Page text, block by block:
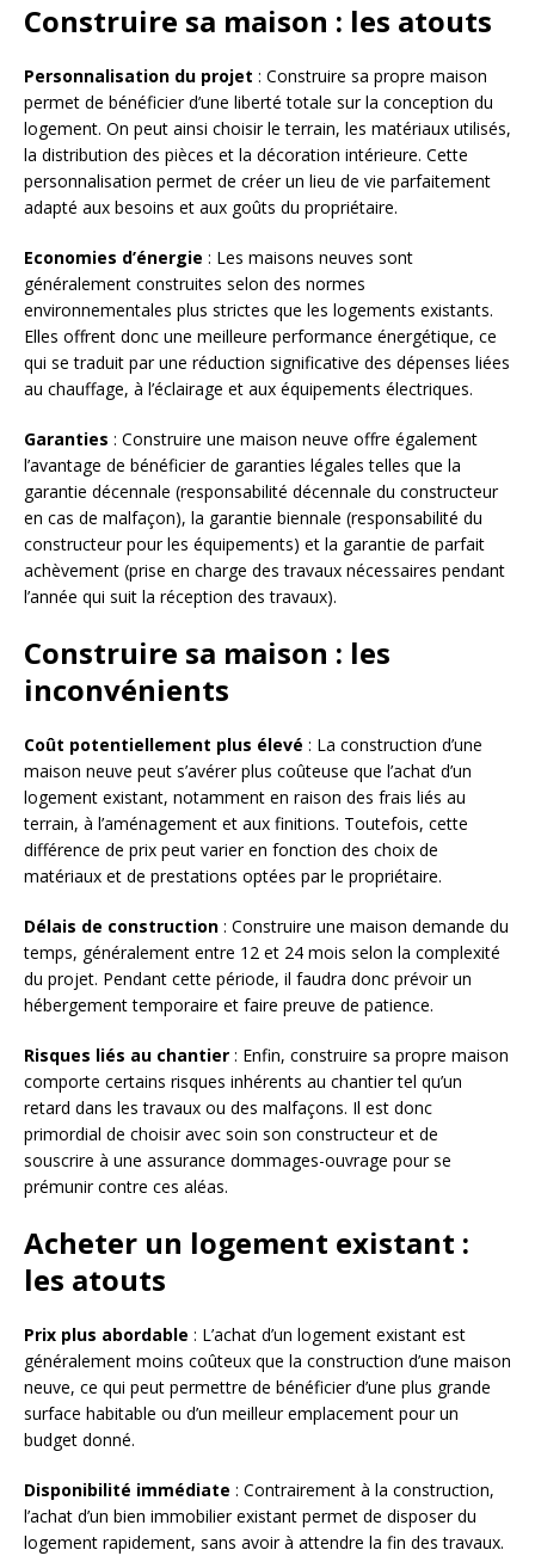
Construire sa maison : les atouts
Personnalisation du projet : Construire sa propre maison
permet de bénéficier d’une liberté totale sur la conception du
logement. On peut ainsi choisir le terrain, les matériaux utilisés,
la distribution des pièces et la décoration intérieure. Cette
personnalisation permet de créer un lieu de vie parfaitement
adapté aux besoins et aux goûts du propriétaire.
Economies d’énergie : Les maisons neuves sont
généralement construites selon des normes
environnementales plus strictes que les logements existants.
Elles offrent donc une meilleure performance énergétique, ce
qui se traduit par une réduction significative des dépenses liées
au chauffage, à l’éclairage et aux équipements électriques.
Garanties : Construire une maison neuve offre également
l’avantage de bénéficier de garanties légales telles que la
garantie décennale (responsabilité décennale du constructeur
en cas de malfaçon), la garantie biennale (responsabilité du
constructeur pour les équipements) et la garantie de parfait
achèvement (prise en charge des travaux nécessaires pendant
l’année qui suit la réception des travaux).
Construire sa maison : les
inconvénients
Coût potentiellement plus élevé : La construction d’une
maison neuve peut s’avérer plus coûteuse que l’achat d’un
logement existant, notamment en raison des frais liés au
terrain, à l’aménagement et aux finitions. Toutefois, cette
différence de prix peut varier en fonction des choix de
matériaux et de prestations optées par le propriétaire.
Délais de construction : Construire une maison demande du
temps, généralement entre 12 et 24 mois selon la complexité
du projet. Pendant cette période, il faudra donc prévoir un
hébergement temporaire et faire preuve de patience.
Risques liés au chantier : Enfin, construire sa propre maison
comporte certains risques inhérents au chantier tel qu’un
retard dans les travaux ou des malfaçons. Il est donc
primordial de choisir avec soin son constructeur et de
souscrire à une assurance dommages-ouvrage pour se
prémunir contre ces aléas.
Acheter un logement existant :
les atouts
Prix plus abordable : L’achat d’un logement existant est
généralement moins coûteux que la construction d’une maison
neuve, ce qui peut permettre de bénéficier d’une plus grande
surface habitable ou d’un meilleur emplacement pour un
budget donné.
Disponibilité immédiate : Contrairement à la construction,
l’achat d’un bien immobilier existant permet de disposer du
logement rapidement, sans avoir à attendre la fin des travaux.